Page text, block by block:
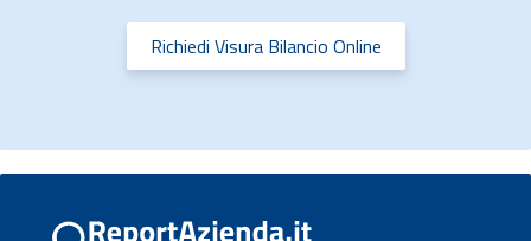
Richiedi Visura Bilancio Online